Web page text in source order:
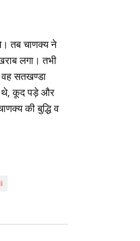
तब चाणक्‍य ने
लगा। तभी
वह सतखण्‍डा
थे, कूद पड़े और
की बुद्धि व